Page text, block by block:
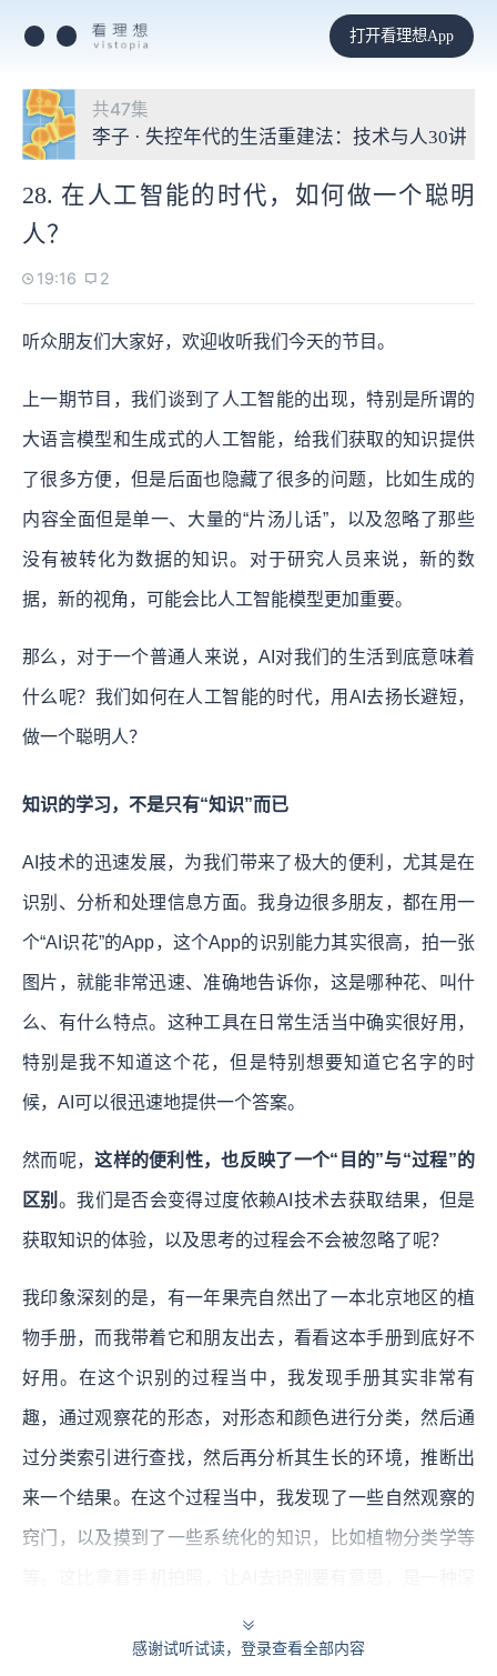
打开看理想App
共47集
李子 · 失控年代的生活重建法：技术与人30讲
28. 在人工智能的时代，如何做一个聪明
人？
19:16 2
听众朋友们大家好，欢迎收听我们今天的节目。
上一期节目，我们谈到了人工智能的出现，特别是所谓的
大语言模型和生成式的人工智能，给我们获取的知识提供
了很多方便，但是后面也隐藏了很多的问题，比如生成的
内容全面但是单一、大量的“片汤儿话”，以及忽略了那些
没有被转化为数据的知识。对于研究人员来说，新的数
据，新的视角，可能会比人工智能模型更加重要。
那么，对于一个普通人来说，AI对我们的生活到底意味着
什么呢？我们如何在人工智能的时代，用AI去扬长避短，
做一个聪明人？
知识的学习，不是只有“知识”而已
AI技术的迅速发展，为我们带来了极大的便利，尤其是在
识别、分析和处理信息方面。我身边很多朋友，都在用一
个“AI识花”的App，这个App的识别能力其实很高，拍一张
图片，就能非常迅速、准确地告诉你，这是哪种花、叫什
么、有什么特点。这种工具在日常生活当中确实很好用，
特别是我不知道这个花，但是特别想要知道它名字的时
候，AI可以很迅速地提供一个答案。
然而呢，这样的便利性，也反映了一个“目的”与“过程”的
区别 。我们是否会变得过度依赖AI技术去获取结果，但是
获取知识的体验，以及思考的过程会不会被忽略了呢？
我印象深刻的是，有一年果壳自然出了一本北京地区的植
物手册，而我带着它和朋友出去，看看这本手册到底好不
好用。在这个识别的过程当中，我发现手册其实非常有
趣，通过观察花的形态，对形态和颜色进行分类，然后通
过分类索引进行查找，然后再分析其生长的环境，推断出
来一个结果。在这个过程当中，我发现了一些自然观察的
窍门，以及摸到了一些系统化的知识，比如植物分类学等
感谢试听试读，登录查看全部内容